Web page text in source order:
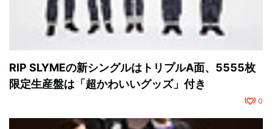
RIP SLYMEの新シングルはトリプルA面、5555枚
限定生産盤は「超かわいいグッズ」付き
0